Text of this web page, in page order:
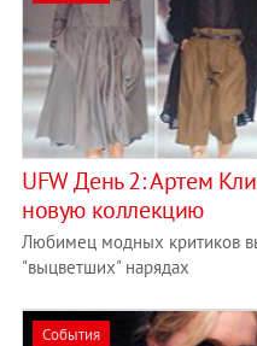
UFW День 2: Артем
новую коллекцию
Любимец модных критиков
"выцветших" нарядах
События